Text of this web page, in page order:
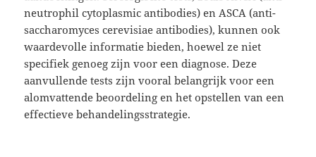
neutrophil cytoplasmic antibodies) en ASCA (anti-
saccharomyces cerevisiae antibodies), kunnen ook
waardevolle informatie bieden, hoewel ze niet
specifiek genoeg zijn voor een diagnose. Deze
aanvullende tests zijn vooral belangrijk voor een
alomvattende beoordeling en het opstellen van een
effectieve behandelingsstrategie.